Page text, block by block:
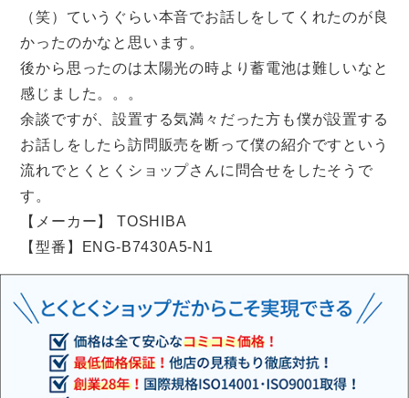
（笑）ていうぐらい本音でお話しをしてくれたのが良
かったのかなと思います。
後から思ったのは太陽光の時より蓄電池は難しいなと
感じました。。。
余談ですが、設置する気満々だった方も僕が設置する
お話しをしたら訪問販売を断って僕の紹介ですという
流れでとくとくショップさんに問合せをしたそうで
す。
【メーカー】 TOSHIBA
【型番】ENG-B7430A5-N1